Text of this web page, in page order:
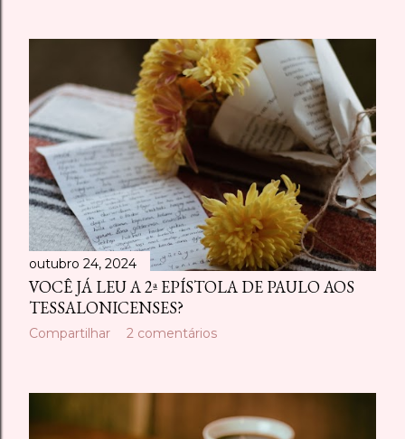
outubro 24, 2024
VOCÊ JÁ LEU A 2ª EPÍSTOLA DE PAULO AOS
TESSALONICENSES?
Compartilhar 2 comentários